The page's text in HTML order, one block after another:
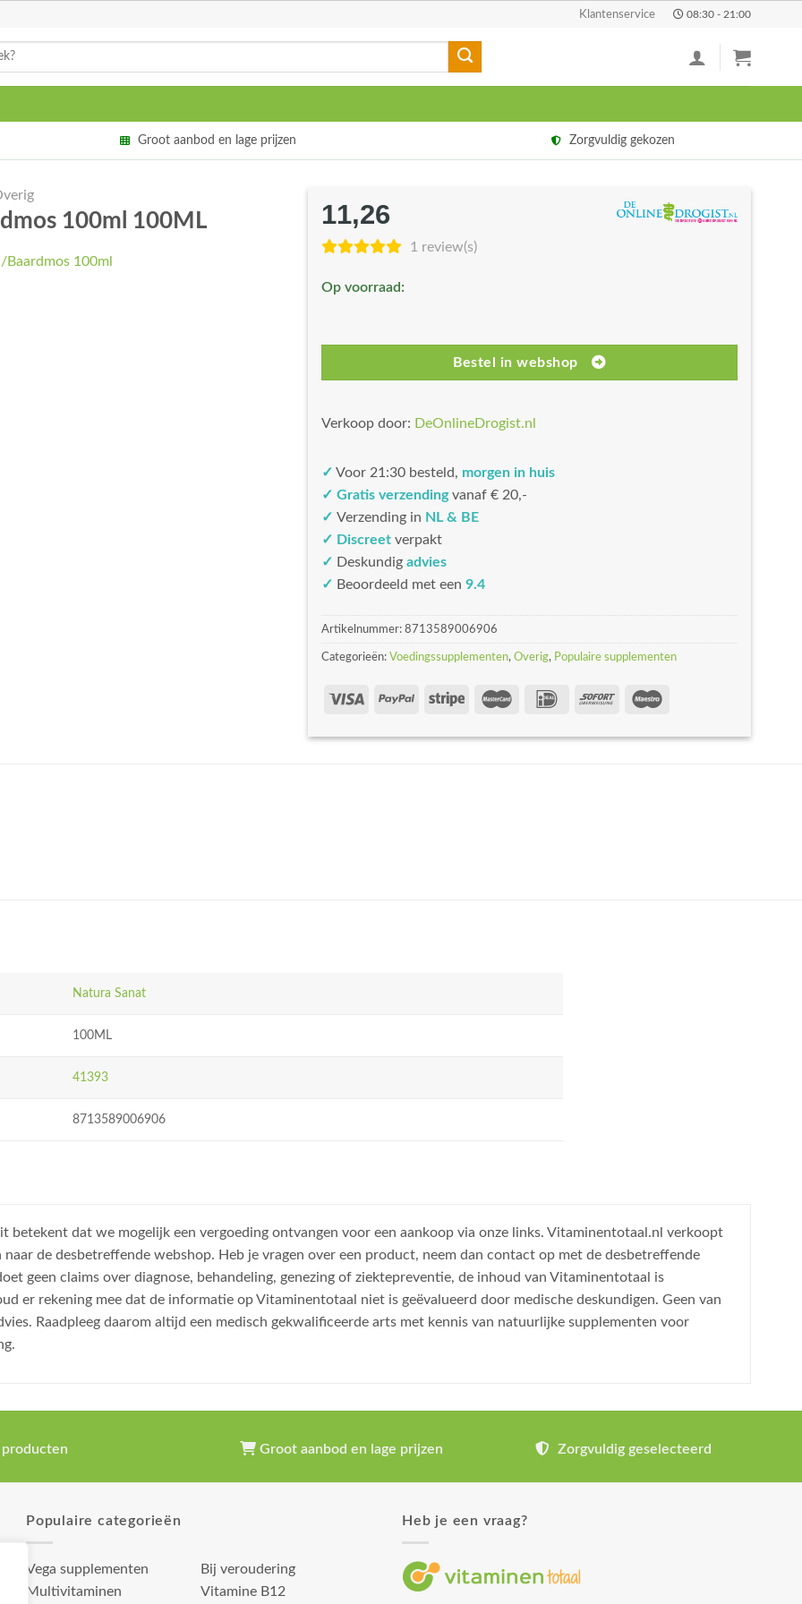
Klantenservice 08:30 - 21:00
Groot aanbod en lage prijzen Zorgvuldig gekozen
100ml 100ML 11,26
1 review(s)
Op voorraad:
Bestel in webshop
Verkoop door: DeOnlineDrogist.nl
✓ Voor 21:30 besteld, morgen in huis
✓ Gratis verzendingvanaf € 20,-
✓ Verzending in NL & BE
✓ Discreet verpakt
✓ Deskundig advies
✓ Beoordeeld met een 9.4
Artikelnummer: 8713589006906
Categorieën: Voedingssupplementen, Overig, Populaire supplementen
Natura Sanat
100ML
41393
8713589006906
dat we mogelijk een vergoeding ontvangen voor een aankoop via onze links. Vitaminentotaal.nl verkoopt
de desbetreffende webshop. Heb je vragen over een product, neem dan contact op met de desbetreffende
geen claims over diagnose, behandeling, genezing of ziektepreventie, de inhoud van Vitaminentotaal is
er rekening mee dat de informatie op Vitaminentotaal niet is geëvalueerd door medische deskundigen. Geen van
Raadpleeg daarom altijd een medisch gekwalificeerde arts met kennis van natuurlijke supplementen voor
producten Groot aanbod en lage prijzen Zorgvuldig geselecteerd
Populaire categorieën
Vega supplementen
Multivitaminen
Bij veroudering
Vitamine B12
Heb je een vraag?